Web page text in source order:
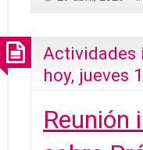
Actividades
hoy, jueves
Reunión